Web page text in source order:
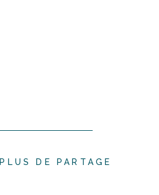
PLUS DE PARTAGE